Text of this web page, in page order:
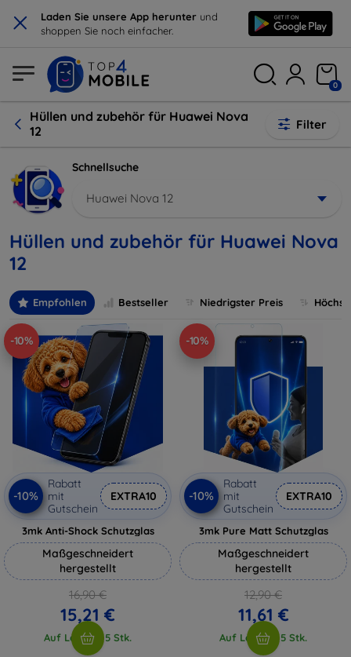
× Laden Sie unsere App herunter und
shoppen Sie noch einfacher.
0
Hüllen und zubehör für Huawei Nova
12
Filter
Schnellsuche
Huawei Nova 12
Hüllen und zubehör für Huawei Nova
12
Empfohlen Bestseller Niedrigster Preis
-10%
-10%
Rabatt
mit
Gutschein
EXTRA10
3mk Anti-Shock Schutzglas
Maßgeschneidert
hergestellt
16,90 €
15,21 €
Auf Lager > 5 Stk.
-10%
-10%
Rabatt
mit
Gutschein
EXTRA10
3mk Pure Matt Schutzglas
Maßgeschneidert
hergestellt
12,90 €
11,61 €
Auf Lager > 5 Stk.